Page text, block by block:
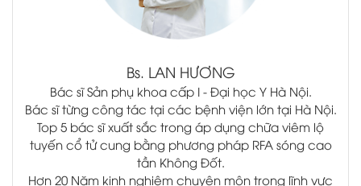
Bs. LAN HƯƠNG
Bác sĩ Sản phụ khoa cấp I - Đại học Y Hà Nội.
Bác sĩ từng công tác tại các bệnh viện lớn tại Hà Nội.
Top 5 bác sĩ xuất sắc trong áp dụng chữa viêm lộ
tuyến cổ tử cung bằng phương pháp RFA sóng cao
tần Không Đốt.
Hơn 20 Năm kinh nghiệm chuyên môn trong lĩnh vực